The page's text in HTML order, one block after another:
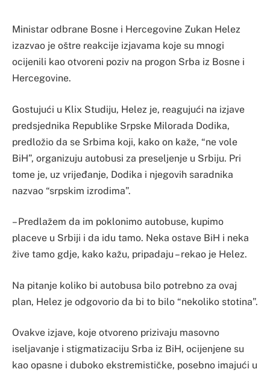
Ministar odbrane Bosne i Hercegovine Zukan Helez
izazvao je oštre reakcije izjavama koje su mnogi
ocijenili kao otvoreni poziv na progon Srba iz Bosne i
Hercegovine.
Gostujući u Klix Studiju, Helez je, reagujući na izjave
predsjednika Republike Srpske Milorada Dodika,
predložio da se Srbima koji, kako on kaže, “ne vole
BiH”, organizuju autobusi za preseljenje u Srbiju. Pri
tome je, uz vrijeđanje, Dodika i njegovih saradnika
nazvao “srpskim izrodima”.
– Predlažem da im poklonimo autobuse, kupimo
placeve u Srbiji i da idu tamo. Neka ostave BiH i neka
žive tamo gdje, kako kažu, pripadaju – rekao je Helez.
Na pitanje koliko bi autobusa bilo potrebno za ovaj
plan, Helez je odgovorio da bi to bilo “nekoliko stotina”.
Ovakve izjave, koje otvoreno prizivaju masovno
iseljavanje i stigmatizaciju Srba iz BiH, ocijenjene su
kao opasne i duboko ekstremističke, posebno imajući u